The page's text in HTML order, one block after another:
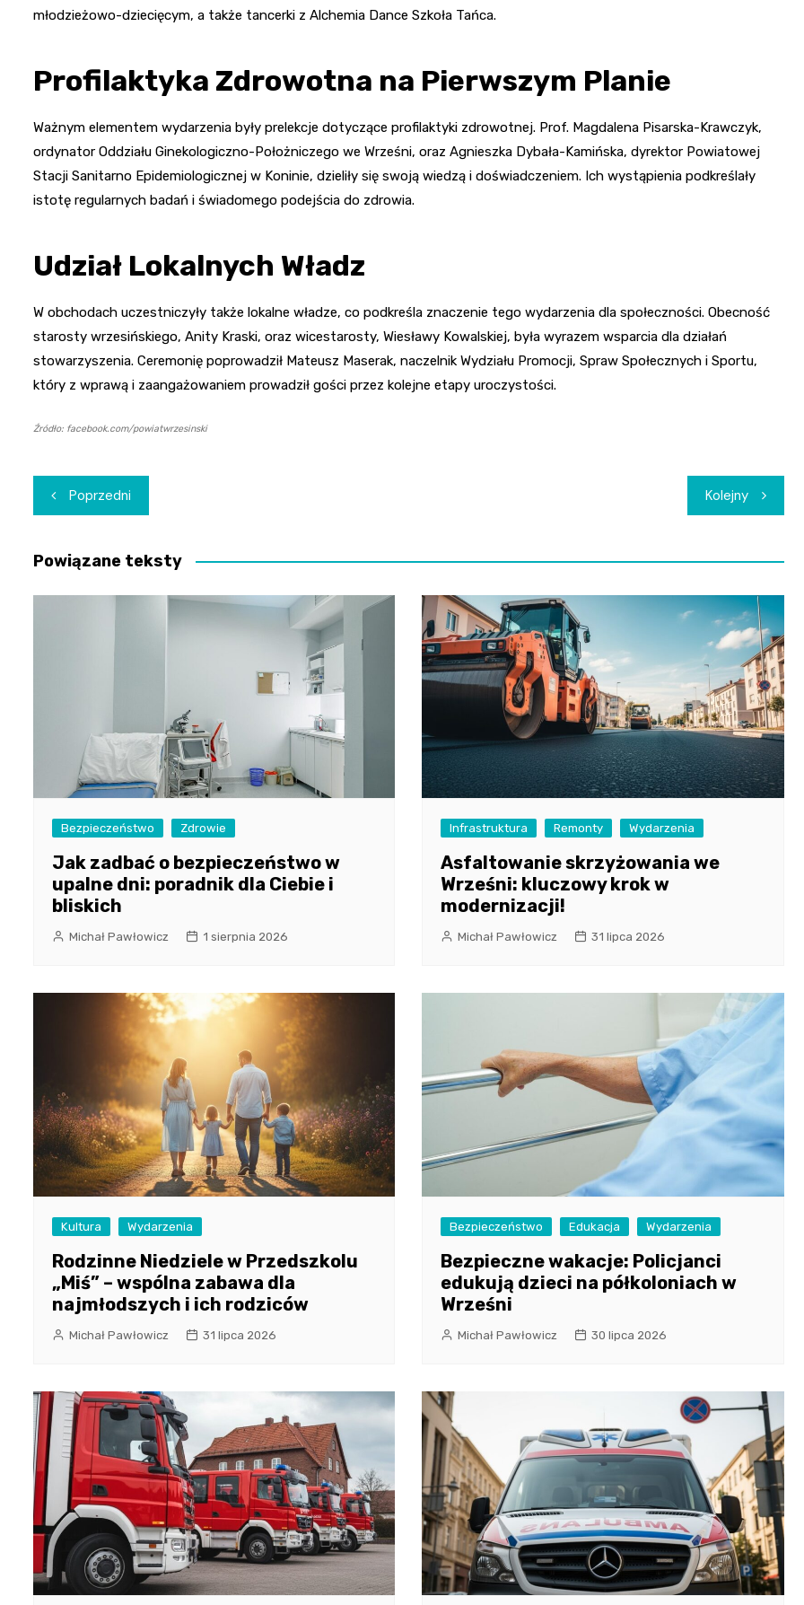
młodzieżowo-dziecięcym, a także tancerki z Alchemia Dance Szkoła Tańca.
Profilaktyka Zdrowotna na Pierwszym Planie
Ważnym elementem wydarzenia były prelekcje dotyczące profilaktyki zdrowotnej. Prof. Magdalena Pisarska-Krawczyk,
ordynator Oddziału Ginekologiczno-Położniczego we Wrześni, oraz Agnieszka Dybała-Kamińska, dyrektor Powiatowej
Stacji Sanitarno Epidemiologicznej w Koninie, dzieliły się swoją wiedzą i doświadczeniem. Ich wystąpienia podkreślały
istotę regularnych badań i świadomego podejścia do zdrowia.
Udział Lokalnych Władz
W obchodach uczestniczyły także lokalne władze, co podkreśla znaczenie tego wydarzenia dla społeczności. Obecność
starosty wrzesińskiego, Anity Kraski, oraz wicestarosty, Wiesławy Kowalskiej, była wyrazem wsparcia dla działań
stowarzyszenia. Ceremonię poprowadził Mateusz Maserak, naczelnik Wydziału Promocji, Spraw Społecznych i Sportu,
który z wprawą i zaangażowaniem prowadził gości przez kolejne etapy uroczystości.
Źródło: facebook.com/powiatwrzesinski
Nawigacja
wpisu
Poprzedni Kolejny
Powiązane teksty
Bezpieczeństwo Zdrowie
Jak zadbać o bezpieczeństwo w
upalne dni: poradnik dla Ciebie i
bliskich
Michał Pawłowicz 1 sierpnia 2026
Infrastruktura Remonty Wydarzenia
Asfaltowanie skrzyżowania we
Wrześni: kluczowy krok w
modernizacji!
Michał Pawłowicz 31 lipca 2026
Kultura Wydarzenia
Rodzinne Niedziele w Przedszkolu
„Miś” – wspólna zabawa dla
najmłodszych i ich rodziców
Michał Pawłowicz 31 lipca 2026
Bezpieczeństwo Edukacja Wydarzenia
Bezpieczne wakacje: Policjanci
edukują dzieci na półkoloniach w
Wrześni
Michał Pawłowicz 30 lipca 2026